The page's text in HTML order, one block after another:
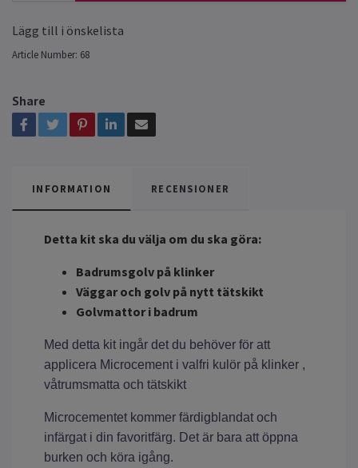
Lägg till i önskelista
Article Number: 68
Share
INFORMATION RECENSIONER
Detta kit ska du välja om du ska göra:
Badrumsgolv på klinker
Väggar och golv på nytt tätskikt
Golvmattor i badrum
Med detta kit ingår det du behöver för att
applicera Microcement i valfri kulör på klinker ,
våtrumsmatta och tätskikt
Microcementet kommer färdigblandat och
infärgat i din favoritfärg. Det är bara att öppna
burken och köra igång.